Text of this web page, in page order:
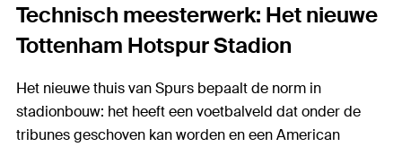
Technisch meesterwerk: Het nieuwe
Tottenham Hotspur Stadion
Het nieuwe thuis van Spurs bepaalt de norm in
stadionbouw: het heeft een voetbalveld dat onder de
tribunes geschoven kan worden en een American